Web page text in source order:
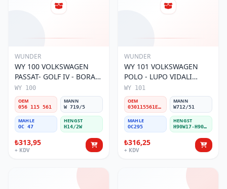
WUNDER
WY 100 VOLKSWAGEN
PASSAT- GOLF IV - BORA
056 115 561 Yağ Filtresi
WY 100
OEM
056 115 561
MANN
W 719/5
MAHLE
OC 47
HENGST
H14/2W
₺313,95
+ KDV
WUNDER
WY 101 VOLKSWAGEN
POLO - LUPO VIDALI
030115561E Yağ Filtresi
WY 101
OEM
030115561E / 030115561AA / 030115561AB / 030115561AD
MANN
W712/51
MAHLE
OC295
HENGST
H90W17-H90W11
₺316,25
+ KDV